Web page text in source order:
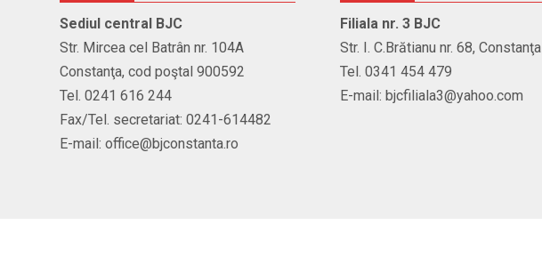
Sediul central BJC
Str. Mircea cel Batrân nr. 104A
Constanţa, cod poştal 900592
Tel. 0241 616 244
Fax/Tel. secretariat: 0241-614482
E-mail: office@bjconstanta.ro
Filiala nr. 3 BJC
Str. I. C.Brătianu nr. 68, Constanţa
Tel. 0341 454 479
E-mail: bjcfiliala3@yahoo.com